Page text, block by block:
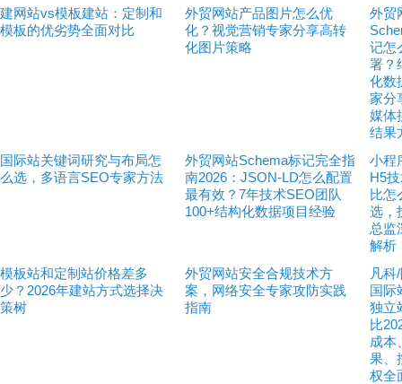
建网站vs模板建站：定制和
模板的优劣势全面对比
外贸网站产品图片怎么优
化？视觉营销专家分享高转
化图片策略
外贸
记怎
署？
化数
家分
媒体
结果
国际站关键词研究与布局怎
么选，多语言SEO专家方法
外贸网站Schema标记完全指
南2026：JSON-LD怎么配置
最有效？7年技术SEO团队
100+结构化数据项目经验
小程
H5
比怎
选，
总监
解析
模板站和定制站价格差多
少？2026年建站方式选择决
策树
外贸网站安全合规技术方
案，网络安全专家攻防实践
指南
凡科
国际
独立
比
成本
果、
权全